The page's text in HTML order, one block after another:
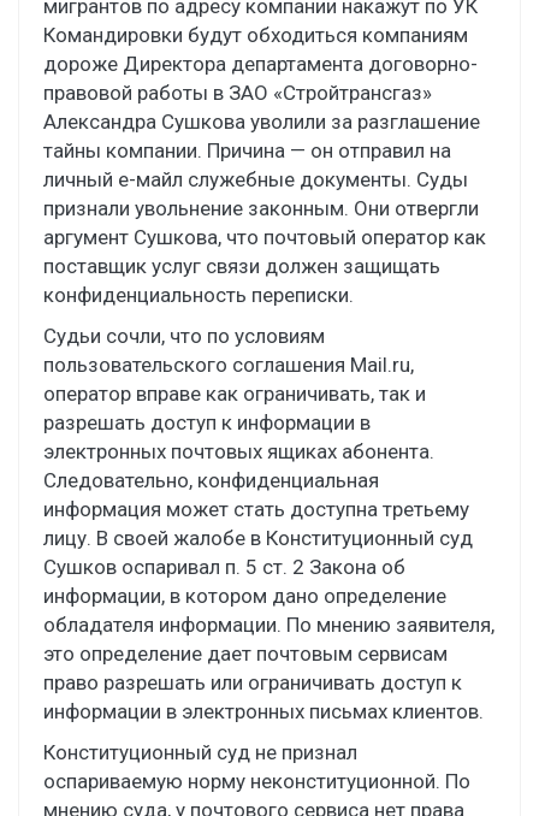
мигрантов по адресу компании накажут по УК
Командировки будут обходиться компаниям
дороже Директора департамента договорно-
правовой работы в ЗАО «Стройтрансгаз»
Александра Сушкова уволили за разглашение
тайны компании. Причина — он отправил на
личный е-майл служебные документы. Суды
признали увольнение законным. Они отвергли
аргумент Сушкова, что почтовый оператор как
поставщик услуг связи должен защищать
конфиденциальность переписки.
Судьи сочли, что по условиям
пользовательского соглашения Mail.ru,
оператор вправе как ограничивать, так и
разрешать доступ к информации в
электронных почтовых ящиках абонента.
Следовательно, конфиденциальная
информация может стать доступна третьему
лицу. В своей жалобе в Конституционный суд
Сушков оспаривал п. 5 ст. 2 Закона об
информации, в котором дано определение
обладателя информации. По мнению заявителя,
это определение дает почтовым сервисам
право разрешать или ограничивать доступ к
информации в электронных письмах клиентов.
Конституционный суд не признал
оспариваемую норму неконституционной. По
мнению суда, у почтового сервиса нет права